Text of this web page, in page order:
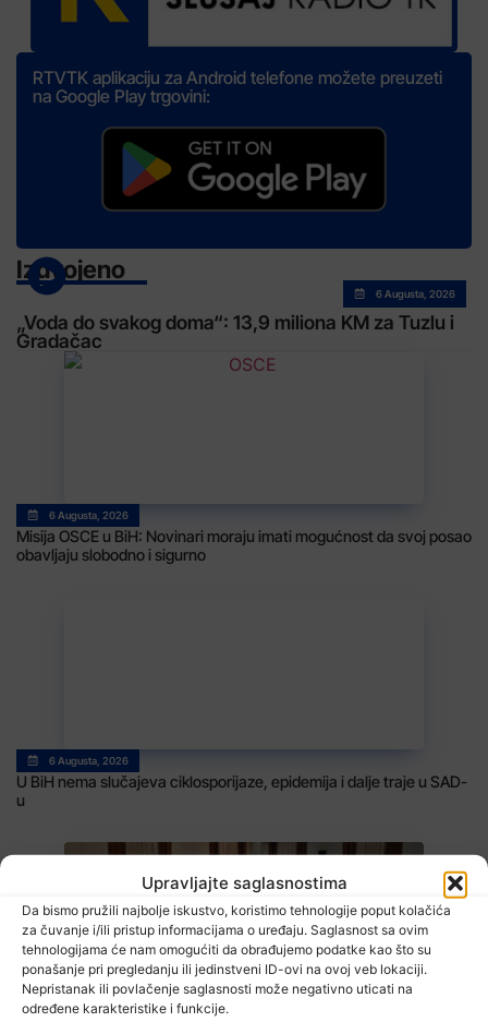
Upravljajte saglasnostima
Da bismo pružili najbolje iskustvo, koristimo tehnologije poput kolačića
za čuvanje i/ili pristup informacijama o uređaju. Saglasnost sa ovim
tehnologijama će nam omogućiti da obrađujemo podatke kao što su
ponašanje pri pregledanju ili jedinstveni ID-ovi na ovoj veb lokaciji.
Nepristanak ili povlačenje saglasnosti može negativno uticati na
određene karakteristike i funkcije.
RTVTK aplikaciju za Android telefone možete preuzeti
na Google Play trgovini:
Izdvojeno
6 Augusta, 2026
„Voda do svakog doma“: 13,9 miliona KM za Tuzlu i
Gradačac
6 Augusta, 2026
Misija OSCE u BiH: Novinari moraju imati mogućnost da svoj posao
obavljaju slobodno i sigurno
6 Augusta, 2026
U BiH nema slučajeva ciklosporijaze, epidemija i dalje traje u SAD-
u
6 Augusta, 2026